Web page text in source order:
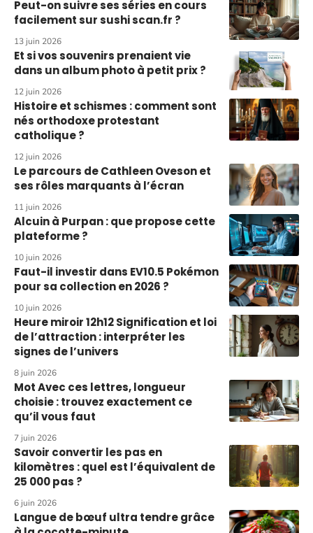
Peut-on suivre ses séries en cours
facilement sur sushi scan.fr ?
13 juin 2026
Et si vos souvenirs prenaient vie
dans un album photo à petit prix ?
12 juin 2026
Histoire et schismes : comment sont
nés orthodoxe protestant
catholique ?
12 juin 2026
Le parcours de Cathleen Oveson et
ses rôles marquants à l’écran
11 juin 2026
Alcuin à Purpan : que propose cette
plateforme ?
10 juin 2026
Faut-il investir dans EV10.5 Pokémon
pour sa collection en 2026 ?
10 juin 2026
Heure miroir 12h12 Signification et loi
de l’attraction : interpréter les
signes de l’univers
8 juin 2026
Mot Avec ces lettres, longueur
choisie : trouvez exactement ce
qu’il vous faut
7 juin 2026
Savoir convertir les pas en
kilomètres : quel est l’équivalent de
25 000 pas ?
6 juin 2026
Langue de bœuf ultra tendre grâce